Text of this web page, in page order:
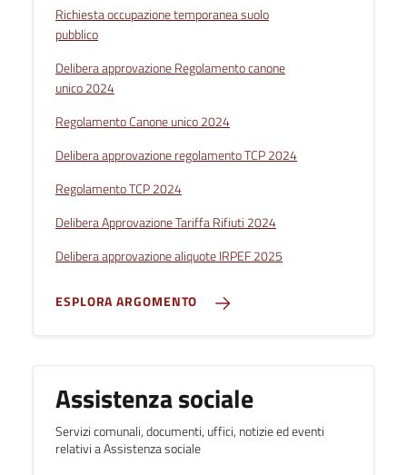
Richiesta occupazione temporanea suolo
pubblico
Delibera approvazione Regolamento canone
unico 2024
Regolamento Canone unico 2024
Delibera approvazione regolamento TCP 2024
Regolamento TCP 2024
Delibera Approvazione Tariffa Rifiuti 2024
Delibera approvazione aliquote IRPEF 2025
ESPLORA ARGOMENTO
Assistenza sociale
Servizi comunali, documenti, uffici, notizie ed eventi
relativi a Assistenza sociale